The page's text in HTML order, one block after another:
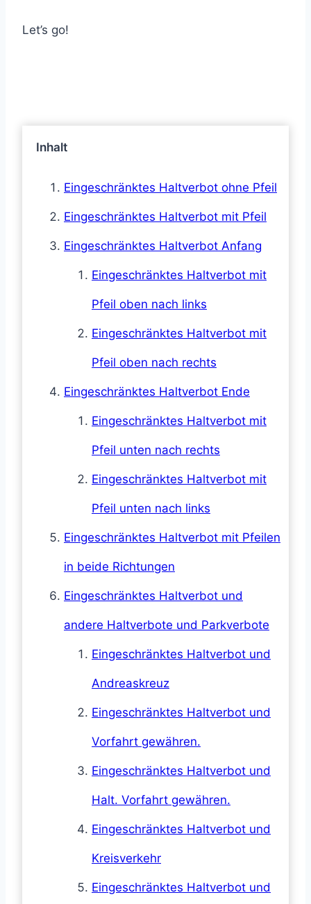
Let’s go!
Inhalt
Eingeschränktes Haltverbot ohne Pfeil
Eingeschränktes Haltverbot mit Pfeil
Eingeschränktes Haltverbot Anfang
Eingeschränktes Haltverbot mit
Pfeil oben nach links
Eingeschränktes Haltverbot mit
Pfeil oben nach rechts
Eingeschränktes Haltverbot Ende
Eingeschränktes Haltverbot mit
Pfeil unten nach rechts
Eingeschränktes Haltverbot mit
Pfeil unten nach links
Eingeschränktes Haltverbot mit Pfeilen
in beide Richtungen
Eingeschränktes Haltverbot und
andere Haltverbote und Parkverbote
Eingeschränktes Haltverbot und
Andreaskreuz
Eingeschränktes Haltverbot und
Vorfahrt gewähren.
Eingeschränktes Haltverbot und
Halt. Vorfahrt gewähren.
Eingeschränktes Haltverbot und
Kreisverkehr
Eingeschränktes Haltverbot und